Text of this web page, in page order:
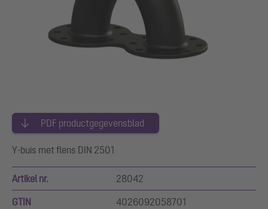
PDF productgegevensblad
Y-buis met flens DIN 2501
Artikel nr. 28042
GTIN 4026092058701